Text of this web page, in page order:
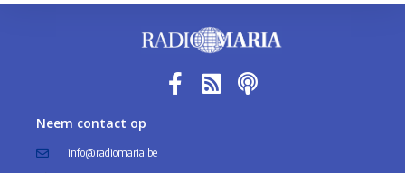
Neem contact op
info@radiomaria.be